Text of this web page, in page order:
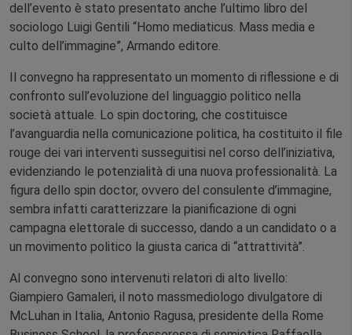
dell’evento è stato presentato anche l’ultimo libro del
sociologo Luigi Gentili “Homo mediaticus. Mass media e
culto dell’immagine”, Armando editore.
Il convegno ha rappresentato un momento di riflessione e di
confronto sull’evoluzione del linguaggio politico nella
società attuale. Lo spin doctoring, che costituisce
l’avanguardia nella comunicazione politica, ha costituito il file
rouge dei vari interventi susseguitisi nel corso dell’iniziativa,
evidenziando le potenzialità di una nuova professionalità. La
figura dello spin doctor, ovvero del consulente d’immagine,
sembra infatti caratterizzare la pianificazione di ogni
campagna elettorale di successo, dando a un candidato o a
un movimento politico la giusta carica di “attrattività”.
Al convegno sono intervenuti relatori di alto livello:
Giampiero Gamaleri, il noto massmediologo divulgatore di
McLuhan in Italia, Antonio Ragusa, presidente della Rome